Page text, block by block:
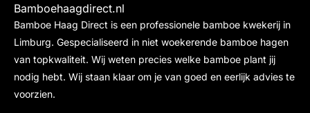
Bamboehaagdirect.nl
Bamboe Haag Direct is een professionele bamboe kwekerij in
Limburg. Gespecialiseerd in niet woekerende bamboe hagen
van topkwaliteit. Wij weten precies welke bamboe plant jij
nodig hebt. Wij staan klaar om je van goed en eerlijk advies te
voorzien.